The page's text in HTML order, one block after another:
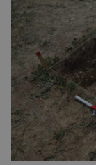
vzniklé
pěti lety,
Černobylské